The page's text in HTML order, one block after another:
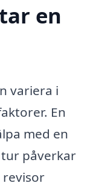
en
variera i
En
med en
påverkar
revisor